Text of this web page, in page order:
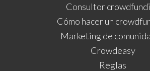
Consultor
Cómo hacer un
Marketing de
Crowdeasy
Reglas